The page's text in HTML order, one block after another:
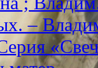
–